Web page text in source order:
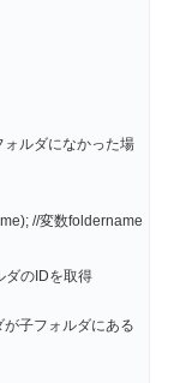
ルダになかった場
//変数foldername
ダのIDを取得
子フォルダにある